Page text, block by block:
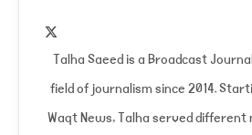
Talha Saeed is a Broadcast
field of journalism since 2014.
Waqt News, Talha served different